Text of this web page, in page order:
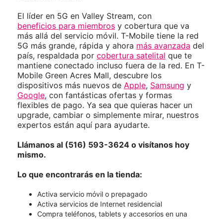
El líder en 5G en Valley Stream, con
beneficios para miembros y cobertura que va
más allá del servicio móvil. T-Mobile tiene la red
5G más grande, rápida y ahora más avanzada del
país, respaldada por cobertura satelital que te
mantiene conectado incluso fuera de la red. En T-
Mobile Green Acres Mall, descubre los
dispositivos más nuevos de Apple, Samsung y
Google, con fantásticas ofertas y formas
flexibles de pago. Ya sea que quieras hacer un
upgrade, cambiar o simplemente mirar, nuestros
expertos están aquí para ayudarte.
Llámanos al (516) 593-3624 o visítanos hoy
mismo.
Lo que encontrarás en la tienda:
Activa servicio móvil o prepagado
Activa servicios de Internet residencial
Compra teléfonos, tablets y accesorios en una